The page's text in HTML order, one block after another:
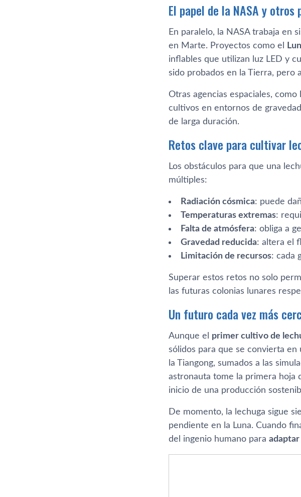
El papel de la NASA y
En paralelo, la NASA trabaja en
en Marte. Proyectos como el
inflables que utilizan luz LED y
sido probados en la Tierra, pero
Otras agencias espaciales,
cultivos en entornos de
de larga duración.
Retos clave para cultivar
Los obstáculos para que una
múltiples:
Radiación cósmica: puede
Temperaturas extremas:
Falta de atmósfera: obliga a
Gravedad reducida: altera el
Limitación de recursos: cada
Superar estos retos no solo
las futuras colonias lunares
Un futuro cada vez más
Aunque el primer cultivo de
sólidos para que se convierta en
la Tiangong, sumados a las
astronauta tome la primera hoja
inicio de una producción
De momento, la lechuga sigue
pendiente en la Luna. Cuando
del ingenio humano para adaptar